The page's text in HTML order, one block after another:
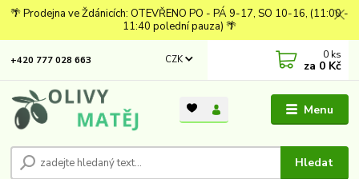
🌴 Prodejna ve Ždánicích: OTEVŘENO PO - PÁ 9-17, SO 10-16, (11:00 -
11:40 polední pauza) 🌴
Menu
CZK
Hledat
+420 777 028 663 0 ks
za 0 Kč